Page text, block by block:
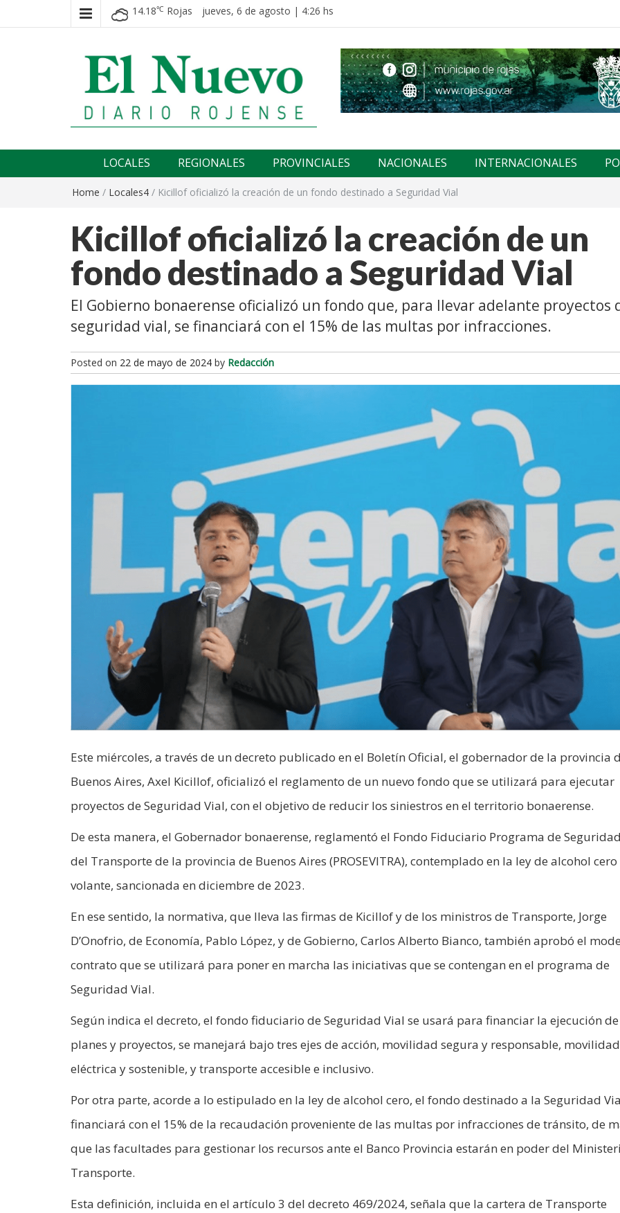
14.18℃ Rojas jueves, 6 de agosto | 4:26 hs
El nuevo rojense
LOCALES REGIONALES PROVINCIALES NACIONALES INTERNACIONALES
Home / Locales4 / Kicillof oficializó la creación de un fondo destinado a Seguridad Vial
Kicillof oficializó la creación de un
fondo destinado a Seguridad Vial
El Gobierno bonaerense oficializó un fondo que, para llevar adelante proyectos
seguridad vial, se financiará con el 15% de las multas por infracciones.
Posted on 22 de mayo de 2024 by Redacción
Este miércoles, a través de un decreto publicado en el Boletín Oficial, el gobernador de la provincia
Buenos Aires, Axel Kicillof, oficializó el reglamento de un nuevo fondo que se utilizará para ejecutar
proyectos de Seguridad Vial, con el objetivo de reducir los siniestros en el territorio bonaerense.
De esta manera, el Gobernador bonaerense, reglamentó el Fondo Fiduciario Programa de
del Transporte de la provincia de Buenos Aires (PROSEVITRA), contemplado en la ley de alcohol
volante, sancionada en diciembre de 2023.
En ese sentido, la normativa, que lleva las firmas de Kicillof y de los ministros de Transporte, Jorge
D’Onofrio, de Economía, Pablo López, y de Gobierno, Carlos Alberto Bianco, también aprobó el
contrato que se utilizará para poner en marcha las iniciativas que se contengan en el programa de
Seguridad Vial.
Según indica el decreto, el fondo fiduciario de Seguridad Vial se usará para financiar la ejecución
planes y proyectos, se manejará bajo tres ejes de acción, movilidad segura y responsable, movilidad
eléctrica y sostenible, y transporte accesible e inclusivo.
Por otra parte, acorde a lo estipulado en la ley de alcohol cero, el fondo destinado a la Seguridad
financiará con el 15% de la recaudación proveniente de las multas por infracciones de tránsito, de
que las facultades para gestionar los recursos ante el Banco Provincia estarán en poder del
Transporte.
Esta definición, incluida en el artículo 3 del decreto 469/2024, señala que la cartera de Transporte